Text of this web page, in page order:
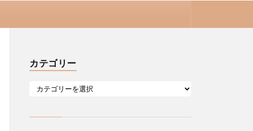
カテゴリー